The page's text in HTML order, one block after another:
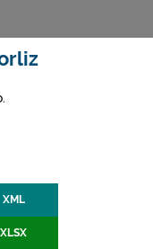
XML
XLSX